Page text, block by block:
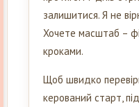
залишитися. Я не
Хочете масштаб –
кроками.
Щоб швидко
керований старт,